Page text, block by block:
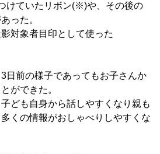
けていたリボン(※)や、その後の
った。
対象者目印として使った
日前の様子であってもお子さんか
ができた。
ども自身から話しやすくなり親も
くの情報がおしゃべりしやすくな